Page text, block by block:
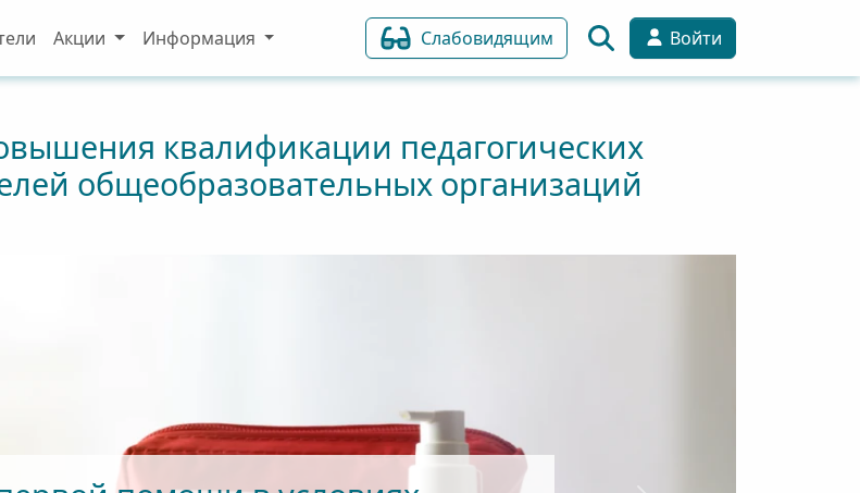
Акции Информация Слабовидящим Войти
квалификации педагогических
общеобразовательных организаций